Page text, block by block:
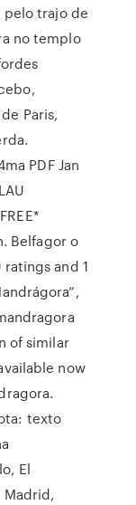
pelo trajo de
no templo
Paris,
PDF Jan
Belfagor o
and 1
of similar
now
texto
El
Madrid,